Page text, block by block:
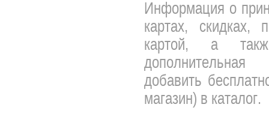
Информация о
картах, скидках,
картой, а
добавить
магазин) в каталог.